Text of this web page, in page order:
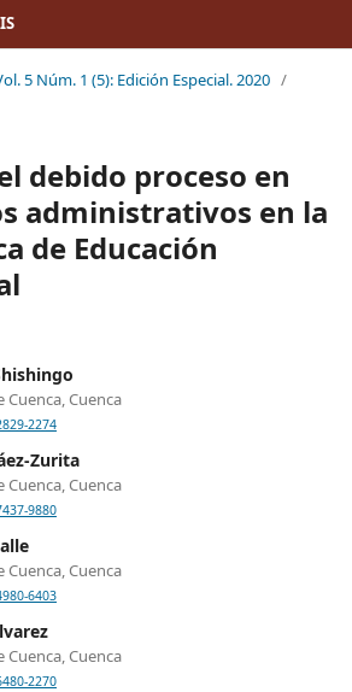
5 Núm. 1 (5): Edición Especial. 2020 /
debido proceso en
administrativos en la
de Educación
Cuenca
2274
Zurita
Cuenca
9880
Cuenca
6403
Cuenca
2270